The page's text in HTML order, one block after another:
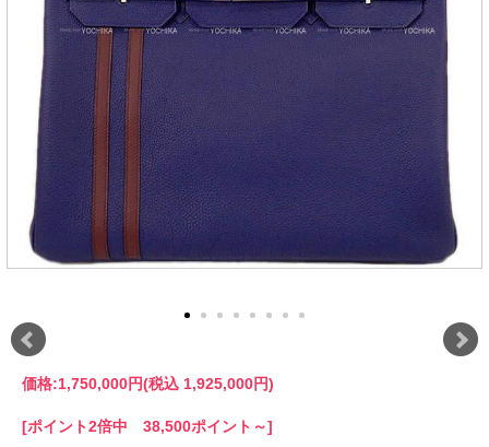
価格:1,750,000円(税込 1,925,000円)
[ポイント2倍中 38,500ポイント～]